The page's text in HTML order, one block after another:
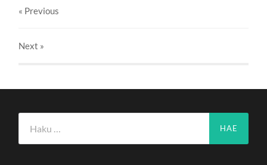
« Previous
Next »